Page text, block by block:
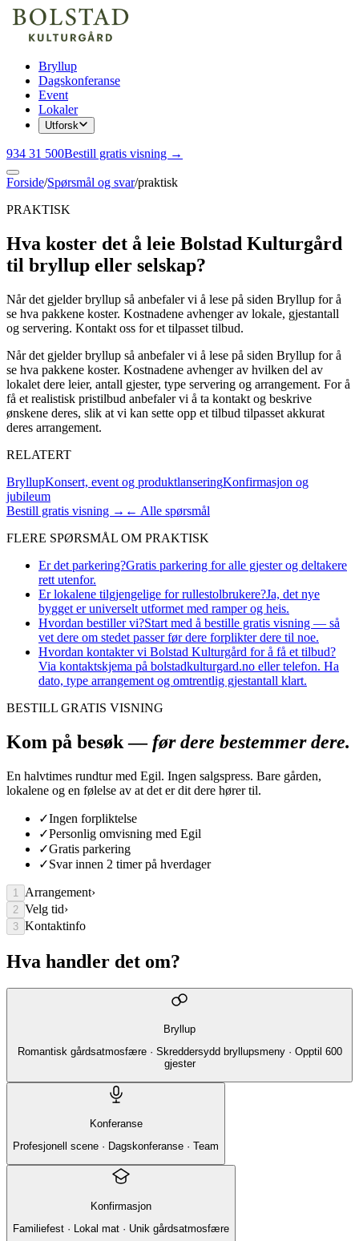
Bryllup
Dagskonferanse
Event
Lokaler
Utforsk
934 31 500Bestill gratis visning →
Forside/Spørsmål og svar/praktisk
PRAKTISK
Hva koster det å leie Bolstad Kulturgård
til bryllup eller selskap?
Når det gjelder bryllup så anbefaler vi å lese på siden Bryllup for å
se hva pakkene koster. Kostnadene avhenger av lokale, gjestantall
og servering. Kontakt oss for et tilpasset tilbud.
Når det gjelder bryllup så anbefaler vi å lese på siden Bryllup for å
se hva pakkene koster. Kostnadene avhenger av hvilken del av
lokalet dere leier, antall gjester, type servering og arrangement. For å
få et realistisk pristilbud anbefaler vi å ta kontakt og beskrive
ønskene deres, slik at vi kan sette opp et tilbud tilpasset akkurat
deres arrangement.
RELATERT
BryllupKonsert, event og produktlanseringKonfirmasjon og
jubileum
Bestill gratis visning → ← Alle spørsmål
FLERE SPØRSMÅL OM PRAKTISK
Er det parkering?Gratis parkering for alle gjester og deltakere
rett utenfor.
Er lokalene tilgjengelige for rullestolbrukere?Ja, det nye
bygget er universelt utformet med ramper og heis.
Hvordan bestiller vi?Start med å bestille gratis visning — så
vet dere om stedet passer før dere forplikter dere til noe.
Hvordan kontakter vi Bolstad Kulturgård for å få et tilbud?
Via kontaktskjema på bolstadkulturgard.no eller telefon. Ha
dato, type arrangement og omtrentlig gjestantall klart.
BESTILL GRATIS VISNING
Kom på besøk — før dere bestemmer dere.
En halvtimes rundtur med Egil. Ingen salgspress. Bare gården,
lokalene og en følelse av at det er dit dere hører til.
✓Ingen forpliktelse
✓Personlig omvisning med Egil
✓Gratis parkering
✓Svar innen 2 timer på hverdager
1 Arrangement›
2 Velg tid›
3 Kontaktinfo
Hva handler det om?
Bryllup
Romantisk gårdsatmosfære · Skreddersydd bryllupsmeny · Opptil 600
gjester
Konferanse
Profesjonell scene · Dagskonferanse · Team
Konfirmasjon
Familiefest · Lokal mat · Unik gårdsatmosfære